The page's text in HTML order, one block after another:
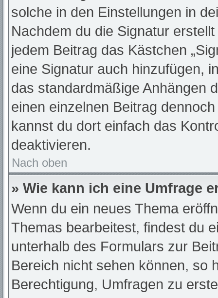
solche in den Einstellungen in
Nachdem du die Signatur
jedem Beitrag das Kästchen
eine Signatur auch hinzufügen,
das standardmäßige Anhängen
einen einzelnen Beitrag
kannst du dort einfach das
deaktivieren.
Nach oben
» Wie kann ich eine Umfrage
Wenn du ein neues Thema
Themas bearbeitest, findest du
unterhalb des Formulars zur
Bereich nicht sehen können, so
Berechtigung, Umfragen zu